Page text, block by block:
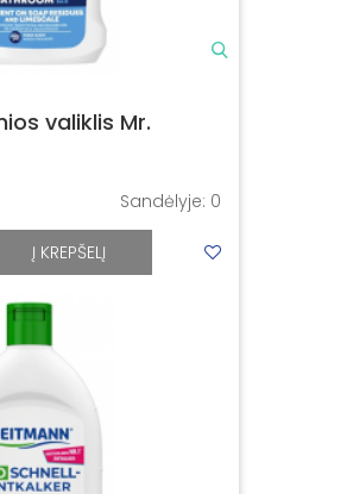
valiklis Mr.
Sandėlyje: 0
Į KREPŠELĮ